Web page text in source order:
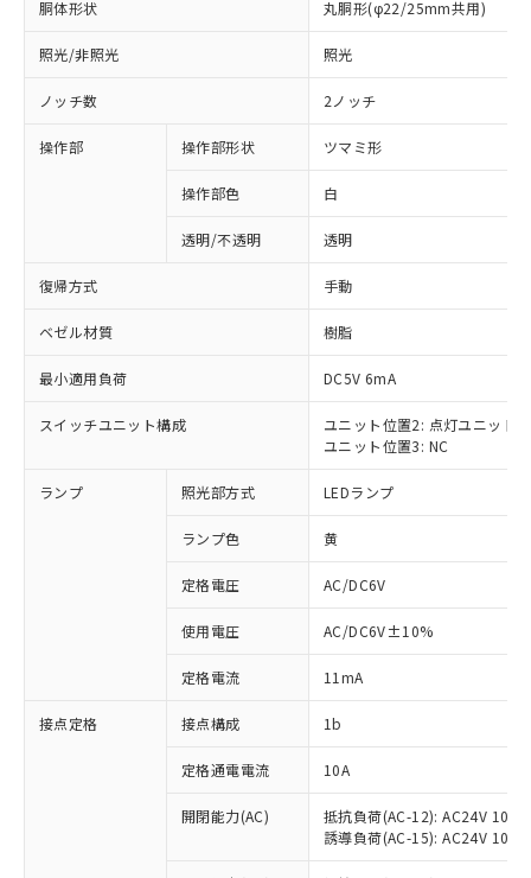
胴体形状 丸胴形(φ22/25mm共用)
照光/非照光 照光
ノッチ数 2ノッチ
操作部 操作部形状 ツマミ形
操作部色 白
透明/不透明 透明
復帰方式 手動
ベゼル材質 樹脂
最小適用負荷 DC5V 6mA
スイッチユニット構成
ユニット位置2: 点灯ユニット
ユニット位置3: NC
ランプ 照光部方式 LEDランプ
ランプ色 黄
定格電圧 AC/DC6V
使用電圧 AC/DC6V±10%
定格電流 11mA
接点定格 接点構成 1b
定格通電電流 10A
開閉能力(AC)
抵抗負荷(AC-12): AC24V 10A/
誘導負荷(AC-15): AC24V
以下の条件をお読みいただき、同意のうえ
本サービスは、当社制御機器事業取扱
商品の当社在庫状況および標準価格
(税抜)を提供させていただくもので
当社制御機器事業取扱商品の中には、
本サービスの対象外となる商品もある
非含有に対応した製品が提供可能な商品で
対応予定：EU RoHS指令（10物質）の非含
有に対応した製品に切り替える予定のある
対応予定なし：EU RoHS指令（10物質）の
非含有に非対応の商品で、対応品を出す予
調査・確認中：EU RoHS指令（10物質）の
非含有の対応状況を調査中または確認中の
非該当品：ライセンス料など無形物で、有
害物質有無と関係のない商品です。
仕入先様の事情により、非含有部品として
「○」：最大均質材料含有率が中国RoHSの
基準値以下であることを示します。
「×」：最大均質材料含有率が中国RoHSの